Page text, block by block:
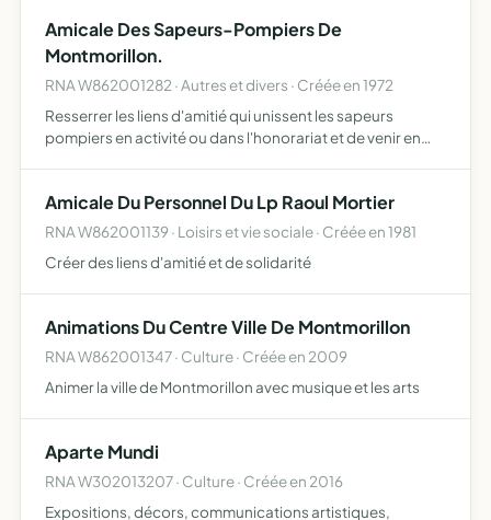
Amicale Des Sapeurs-Pompiers De
Montmorillon.
RNA W862001282 · Autres et divers · Créée en 1972
Resserrer les liens d'amitié qui unissent les sapeurs
pompiers en activité ou dans l'honorariat et de venir en
Amicale Du Personnel Du Lp Raoul Mortier
RNA W862001139 · Loisirs et vie sociale · Créée en 1981
Créer des liens d'amitié et de solidarité
Animations Du Centre Ville De Montmorillon
RNA W862001347 · Culture · Créée en 2009
Animer la ville de Montmorillon avec musique et les arts
Aparte Mundi
RNA W302013207 · Culture · Créée en 2016
Expositions, décors, communications artistiques,